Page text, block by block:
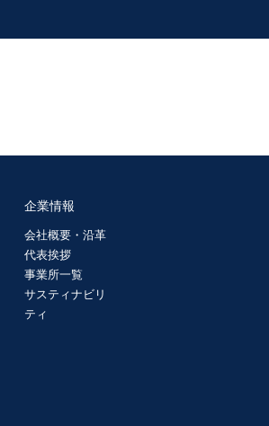
企業情報
会社概要・沿革
代表挨拶
事業所一覧
サスティナビリ
ティ